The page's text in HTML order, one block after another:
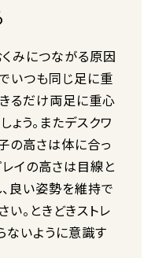
みにつながる原因
いつも同じ足に重
るだけ両足に重心
う。またデスクワ
の高さは体に合っ
レイの高さは目線と
良い姿勢を維持で
。ときどきストレ
ないように意識す